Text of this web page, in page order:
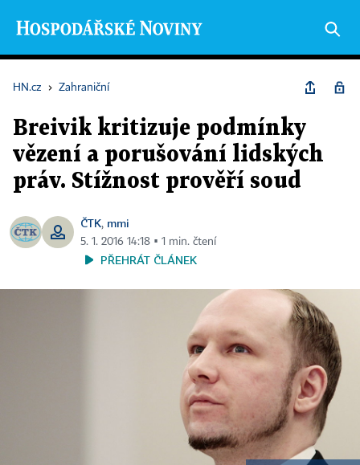
HN.cz › Zahraniční
Breivik kritizuje podmínky
vězení a porušování lidských
práv. Stížnost prověří soud
ČTK, mmi
5. 1. 2016 14:18 ▪ 1 min. čtení
PŘEHRÁT ČLÁNEK